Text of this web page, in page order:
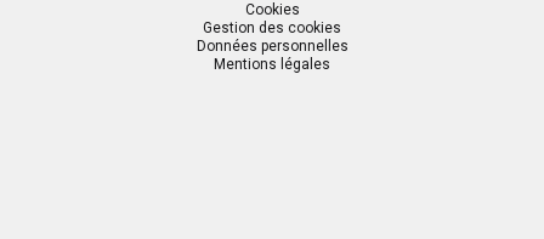
Cookies
Gestion des cookies
Données personnelles
Mentions légales